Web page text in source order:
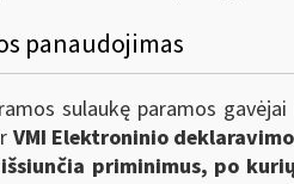
panaudojimas
sulaukę paramos
VMI Elektroninio
priminimus, po